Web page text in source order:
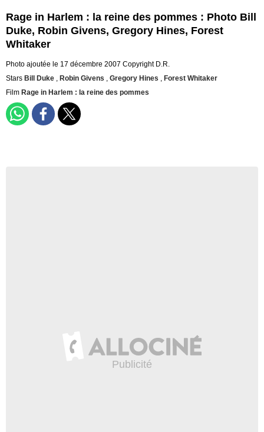
Rage in Harlem : la reine des pommes : Photo Bill
Duke, Robin Givens, Gregory Hines, Forest
Whitaker
Photo ajoutée le 17 décembre 2007 Copyright D.R.
Stars Bill Duke , Robin Givens , Gregory Hines , Forest Whitaker
Film Rage in Harlem : la reine des pommes